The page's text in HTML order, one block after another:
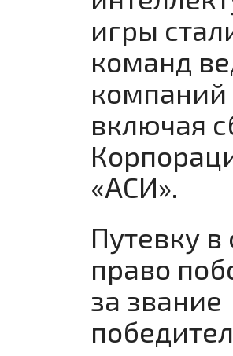
игры
команд
компаний
включая
«АСИ».
Путевку
право
за звание